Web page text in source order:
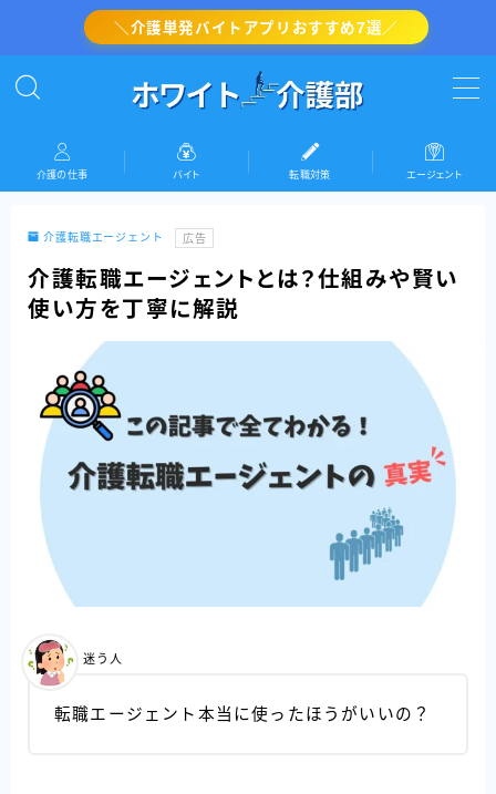
＼介護単発バイトアプリおすすめ7選／
MENU
介護の転職対策
介護の仕事
お問い合わせ
介護の仕事 バイト 転職対策 エージェント
介護転職エージェント 広告
介護転職エージェントとは？仕組みや賢い
使い方を丁寧に解説
転職エージェント本当に使ったほうがいいの？
迷う人